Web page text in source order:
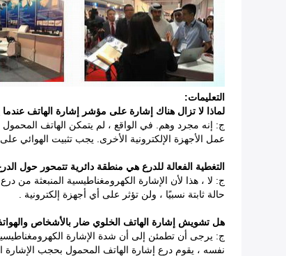
التعليمات:
لماذا لا تزال هناك إشارة على مؤشر إشارة الهاتف
ج: إنه مجرد وهم. في الواقع ، لم يتمكن الهاتف
عمل الأجهزة الإلكترونية الأخرى. يجب تثبيت الهوائي
التغطية الفعالة للدرع هي منطقة دائرية تتمحور حول
ج: لا ، هذا لأن الإشارة الكهرومغناطيسية المنبعثة من
حالة ثابتة نسبيًا ، ولن تؤثر على أي أجهزة إلكترونية .
هل تشويش إشارة الهاتف الخلوي ضار بالأشخاص
ج: يرجى أن تطمئن إلى أن شدة الإشارة
نفسه ، يقوم درع إشارة الهاتف المحمول بحجب الإشارة